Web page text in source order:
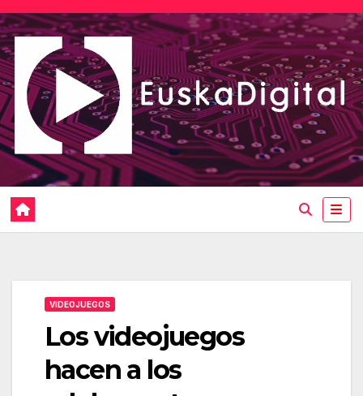
Saltar
al
contenido
VIDEOJUEGOS
Los videojuegos
hacen a los